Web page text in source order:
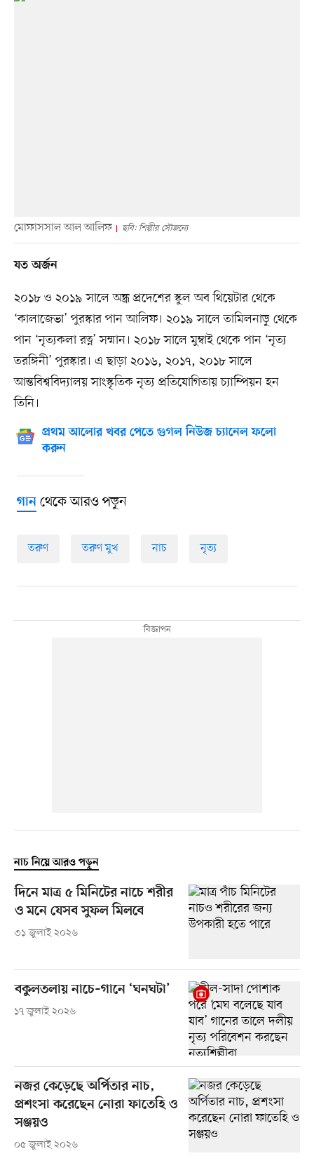
মোফাসসাল আল আলিফ ছবি: শিল্পীর সৌজন্যে
যত অর্জন
২০১৮ ও ২০১৯ সালে অন্ধ্র প্রদেশের স্কুল অব থিয়েটার থেকে
‘কালাজেভা’ পুরস্কার পান আলিফ। ২০১৯ সালে তামিলনাড়ু থেকে
পান ‘নৃত্যকলা রত্ন’ সম্মান। ২০১৮ সালে মুম্বাই থেকে পান ‘নৃত্য
তরঙ্গিনী’ পুরস্কার। এ ছাড়া ২০১৬, ২০১৭, ২০১৮ সালে
আন্তবিশ্ববিদ্যালয় সাংস্কৃতিক নৃত্য প্রতিযোগিতায় চ্যাম্পিয়ন হন
তিনি।
প্রথম আলোর খবর পেতে গুগল নিউজ চ্যানেল ফলো
করুন
গানথেকে আরও পড়ুন
তরুণ তরুণ মুখ নাচ নৃত্য
নাচ নিয়ে আরও পড়ুন
দিনে মাত্র ৫ মিনিটের নাচে শরীর
ও মনে যেসব সুফল মিলবে
৩১ জুলাই ২০২৬
বকুলতলায় নাচে–গানে ‘ঘনঘটা’
১৭ জুলাই ২০২৬
নজর কেড়েছে অর্পিতার নাচ,
প্রশংসা করেছেন নোরা ফাতেহি ও
সঞ্জয়ও
০৫ জুলাই ২০২৬